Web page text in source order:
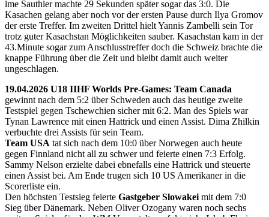
ime Sauthier machte 29 Sekunden später sogar das 3:0. Die
Kasachen gelang aber noch vor der ersten Pause durch Ilya Gromov
der erste Treffer. Im zweiten Drittel hielt Yannis Zambelli sein Tor
trotz guter Kasachstan Möglichkeiten sauber. Kasachstan kam in der
43.Minute sogar zum Anschlusstreffer doch die Schweiz brachte die
knappe Führung über die Zeit und bleibt damit auch weiter
ungeschlagen.
19.04.2026 U18 IIHF Worlds Pre-Games: Team Canada
gewinnt nach dem 5:2 über Schweden auch das heutige zweite
Testspiel gegen Tschewchien sicher mit 6:2. Man des Spiels war
Tynan Lawrence mit einen Hattrick und einen Assist. Dima Zhilkin
verbuchte drei Assists für sein Team.
Team USA tat sich nach dem 10:0 über Norwegen auch heute
gegen Finnland nicht all zu schwer und feierte einen 7:3 Erfolg.
Sammy Nelson erzielte dabei ebnefalls eine Hattrick und steuerte
einen Assist bei. Am Ende trugen sich 10 US Amerikaner in die
Scorerliste ein.
Den höchsten Testsieg feierte Gastgeber Slowakei mit dem 7:0
Sieg über Dänemark. Neben Oliver Ozogany waren noch sechs